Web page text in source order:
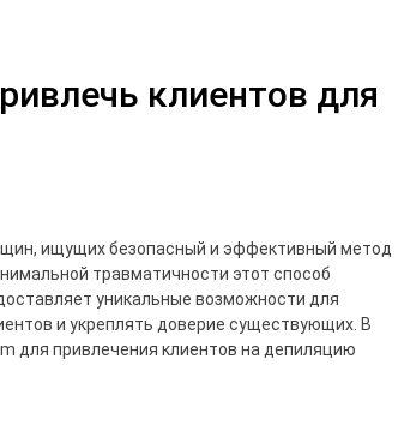
клиентов для
ищущих безопасный и эффективный метод
травматичности этот способ
уникальные возможности для
и укреплять доверие существующих. В
для привлечения клиентов на депиляцию